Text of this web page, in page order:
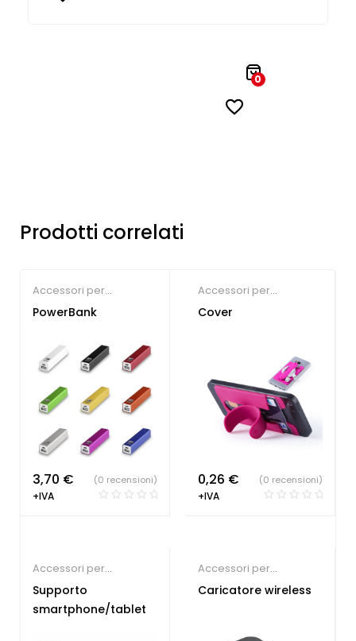
0
Prodotti correlati
Accessori per
Smartphone
PowerBank
3,70 €
+IVA
(0 recensioni)
Accessori per
Smartphone
Cover
0,26 €
+IVA
(0 recensioni)
Accessori per
Smartphone
Supporto
smartphone/tablet
Accessori per
Smartphone
Caricatore wireless